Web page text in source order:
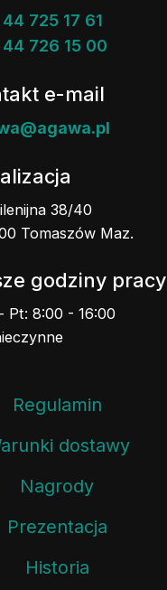
725 17 61
726 15 00
e-mail
38/40
Tomaszów Maz.
godziny pracy
Pt: 8:00 - 16:00
Regulamin
dostawy
Nagrody
Prezentacja
Historia